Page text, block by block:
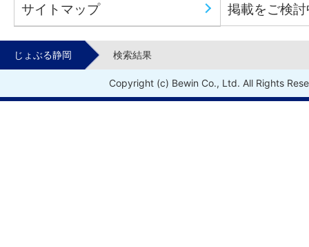
サイトマップ 掲載をご検
じょぶる静岡 検索結果
Copyright (c) Bewin Co., Ltd. All Rights